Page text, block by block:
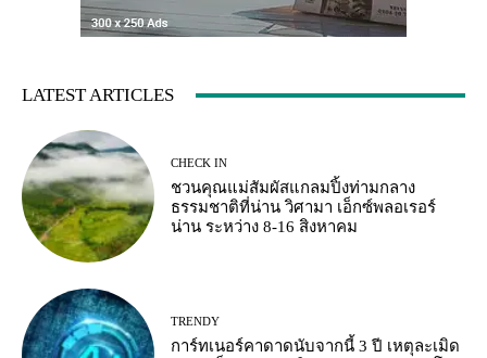
LATEST ARTICLES
CHECK IN
ชวนคุณแม่สัมผัสแกลมปิ้งท่ามกลาง
ธรรมชาติที่น่าน วิศามา เอ็กซ์พลอเรอร์
น่าน ระหว่าง 8-16 สิงหาคม
TRENDY
การ์ทเนอร์คาดาดนับจากนี้ 3 ปี เหตุละเมิด